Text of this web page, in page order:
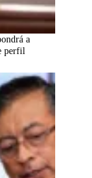
a
perfil